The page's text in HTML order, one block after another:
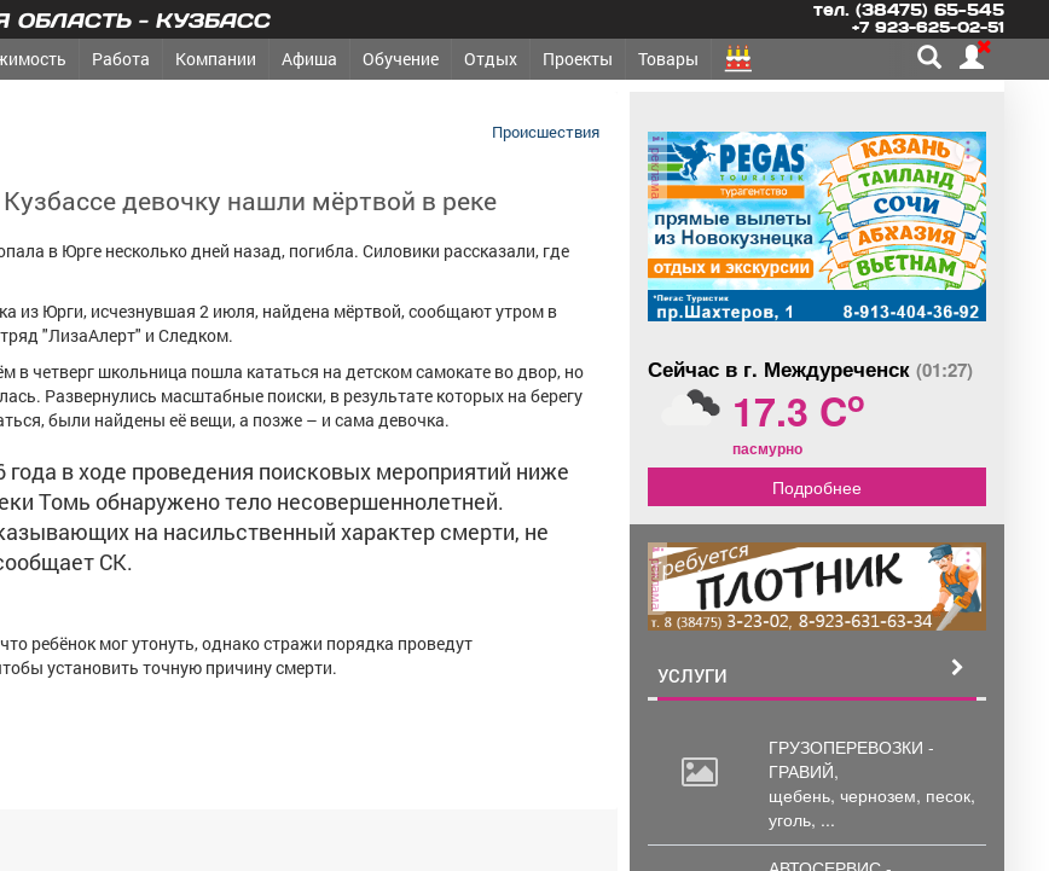
- КУЗБАСС тел. (38475) 65-545
+7 923-625-02-51
Работа Компании Афиша Обучение Отдых Проекты Товары
Происшествия
девочку нашли мёртвой в реке
в Юрге несколько дней назад, погибла. Силовики рассказали, где
из Юрги, исчезнувшая 2 июля, найдена мёртвой, сообщают утром в
"ЛизаАлерт" и Следком.
в четверг школьница пошла кататься на детском самокате во двор, но
Развернулись масштабные поиски, в результате которых на берегу
были найдены её вещи, а позже – и сама девочка.
года в ходе проведения поисковых мероприятий ниже
Томь обнаружено тело несовершеннолетней.
на насильственный характер смерти, не
СК.
ребёнок мог утонуть, однако стражи порядка проведут
установить точную причину смерти.
реклама
Сейчас в г. Междуреченск (01:27)
17.3 Co
пасмурно
Подробнее
реклама
УСЛУГИ
ГРУЗОПЕРЕВОЗКИ -
ГРАВИЙ,
щебень, чернозем, песок,
уголь, ...